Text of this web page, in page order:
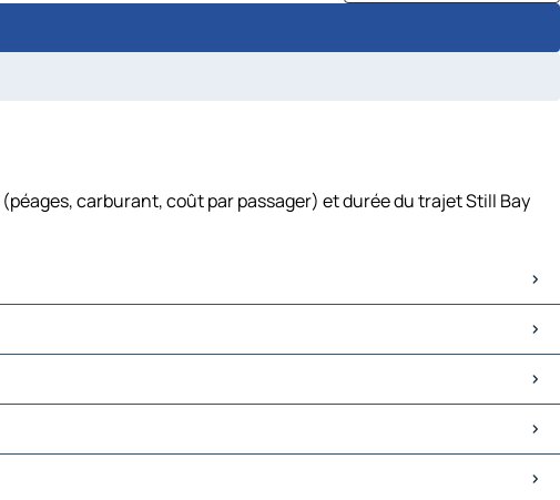
carburant, coût par passager) et durée du trajet Still Bay